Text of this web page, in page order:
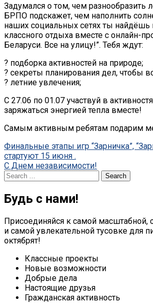
Задумался о том, чем разнообразить
БРПО подскажет, чем наполнить
наших социальных сетях ты найдёшь
классного отдыха вместе с онлайн-
Беларуси. Все на улицу!”. Тебя ждут:
? подборка активностей на природе;
? секреты планирования дел, чтобы
? летние увлечения;
С 27.06 по 01.07 участвуй в
заряжаться энергией тепла вместе!
Самым активным ребятам подарим
Post
navigation
Финальные этапы игр “Зарничка”,
стартуют 15 июня .
C Днем независимости!
Search
for:
Будь с нами!
Присоединяйся к самой масштабной,
и самой увлекательной тусовке для
октябрят!
Классные проекты
Новые возможности
Добрые дела
Настоящие друзья
Гражданская активность